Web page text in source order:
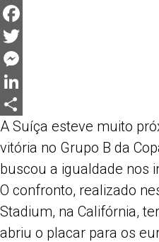
WhatsApp
Facebook
Twitter
Messenger
LinkedIn
Share
A Suíça esteve muito
vitória no Grupo B da
buscou a igualdade nos
O confronto, realizado
Stadium, na Califórnia,
abriu o placar para os